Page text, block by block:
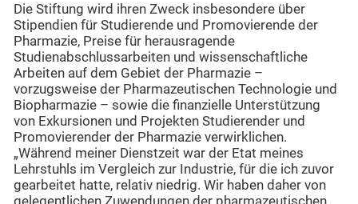
Die Stiftung wird ihren Zweck insbesondere über
Stipendien für Studierende und Promovierende der
Pharmazie, Preise für herausragende
Studienabschlussarbeiten und wissenschaftliche
Arbeiten auf dem Gebiet der Pharmazie –
vorzugsweise der Pharmazeutischen Technologie und
Biopharmazie – sowie die finanzielle Unterstützung
von Exkursionen und Projekten Studierender und
Promovierender der Pharmazie verwirklichen.
„Während meiner Dienstzeit war der Etat meines
Lehrstuhls im Vergleich zur Industrie, für die ich zuvor
gearbeitet hatte, relativ niedrig. Wir haben daher von